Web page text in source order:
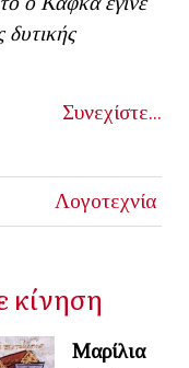
δυτικής
Συνεχίστε...
Λογοτεχνία
κίνηση
Μαρίλια